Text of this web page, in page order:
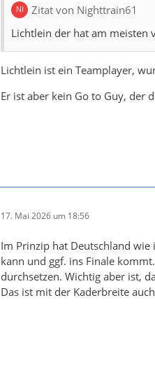
Zitat von Nighttrain61
Lichtlein der hat am meisten
Lichtlein ist ein Teamplayer,
Er ist aber kein Go to Guy, der
17. Mai 2026 um 18:56
Im Prinzip hat Deutschland
kann und ggf. ins Finale
durchsetzen. Wichtig aber ist,
Das ist mit der Kaderbreite